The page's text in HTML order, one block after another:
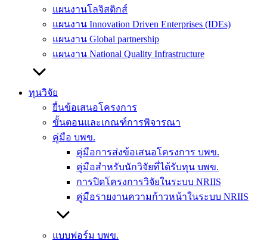
แผนงานโลจิสติกส์
แผนงาน Innovation Driven Enterprises (IDEs)
แผนงาน Global partnership
แผนงาน National Quality Infrastructure
ทุนวิจัย
ยื่นข้อเสนอโครงการ
ขั้นตอนและเกณฑ์การพิจารณา
คู่มือ บพข.
คู่มือการส่งข้อเสนอโครงการ บพข.
คู่มือสำหรับนักวิจัยที่ได้รับทุน บพข.
การปิดโครงการวิจัยในระบบ NRIIS
คู่มือรายงานความก้าวหน้าในระบบ NRIIS
แบบฟอร์ม บพข.